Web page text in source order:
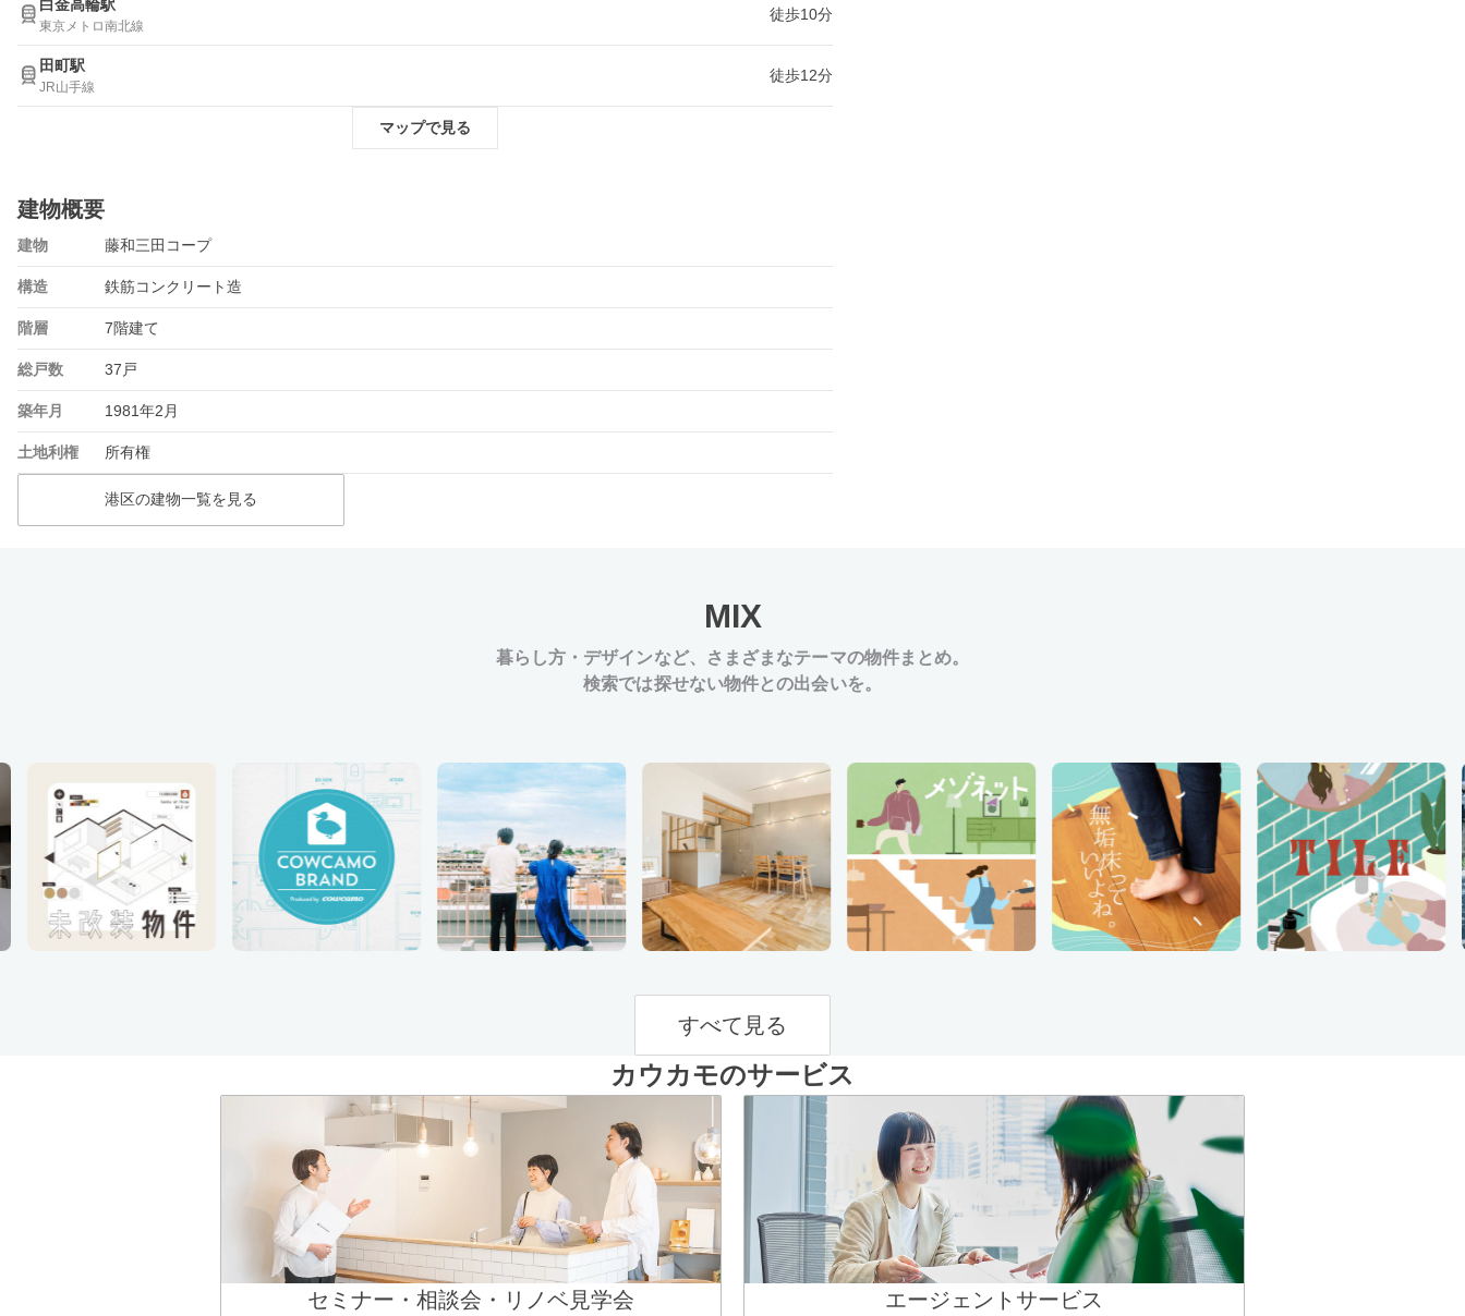
白金高輪駅
東京メトロ南北線
徒歩10分
田町駅
JR山手線
徒歩12分
マップで見る
建物概要
建物 藤和三田コープ
構造 鉄筋コンクリート造
階層 7階建て
総戸数 37戸
築年月 1981年2月
土地利権 所有権
港区の建物一覧を見る
MIX
暮らし方・デザインなど、
さまざまなテーマの物件まとめ。
検索では探せない物件との出会いを。
すべて見る
カウカモのサービス
セミナー・相談会・リノベ見学会 エージェントサービス